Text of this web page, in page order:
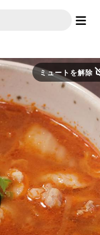
ミュートを解除